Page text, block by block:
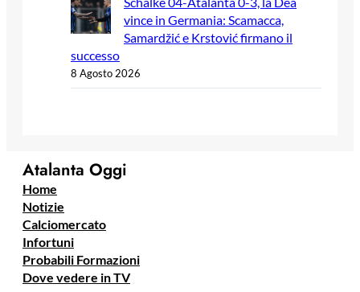
vince in Germania: Scamacca,
Samardžić e Krstović firmano il
successo
8 Agosto 2026
Atalanta Oggi
Home
Notizie
Calciomercato
Infortuni
Probabili Formazioni
Dove vedere in TV